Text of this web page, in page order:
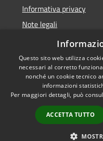
Informativa privacy
Note legali
Dichiarazione di
Accessibilità
Questo sito web utilizza
necessari al corretto
nonché un cookie tecnico
informazioni
Per maggiori dettagli, può
ACCETTA TUTTO